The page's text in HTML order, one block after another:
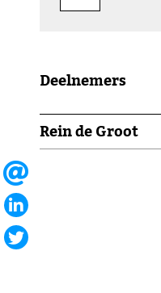
Deelnemers
Rein de Groot